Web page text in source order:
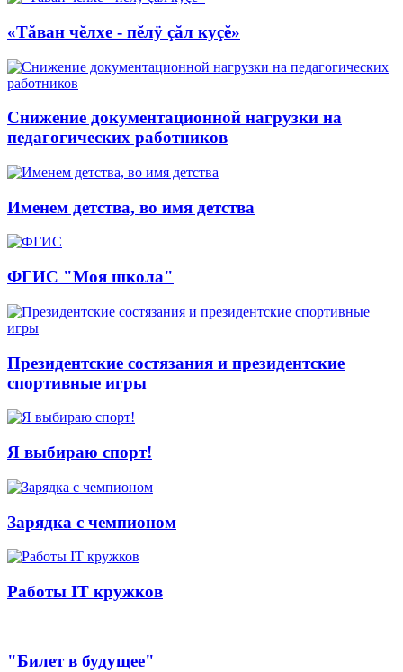
«Тăван чĕлхе - пĕлÿ çăл куçĕ»
Снижение документационной нагрузки на
педагогических работников
Именем детства, во имя детства
ФГИС "Моя школа"
Президентские состязания и президентские
спортивные игры
Я выбираю спорт!
Зарядка с чемпионом
Работы IT кружков
"Билет в будущее"